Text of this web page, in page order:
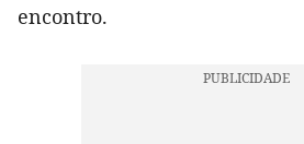
encontro.